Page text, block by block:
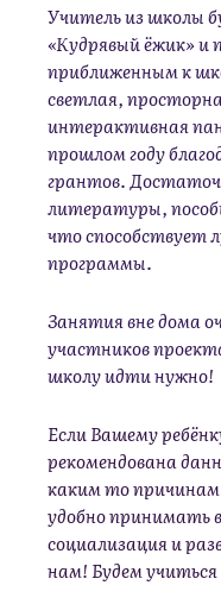
Учитель из школы
«Кудрявый ёжик» и
приближенным к
светлая,
интерактивная
прошлом году
грантов.
литературы,
что способствует
программы.
Занятия вне дома
участников
школу идти нужно!
Если Вашему
рекомендована
каким то причинам
удобно принимать
социализация и
нам! Будем